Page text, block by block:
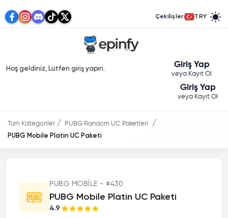
Çekilişler TRY
Hoş geldiniz, Lütfen giriş yapın. Giriş Yap
veya Kayıt Ol
Giriş Yap
veya Kayıt Ol
Tüm Kategoriler
PUBG Random UC Paketleri
PUBG Mobile Platin UC Paketi
PUBG MOBILE - #430
PUBG Mobile Platin UC Paketi
4.9